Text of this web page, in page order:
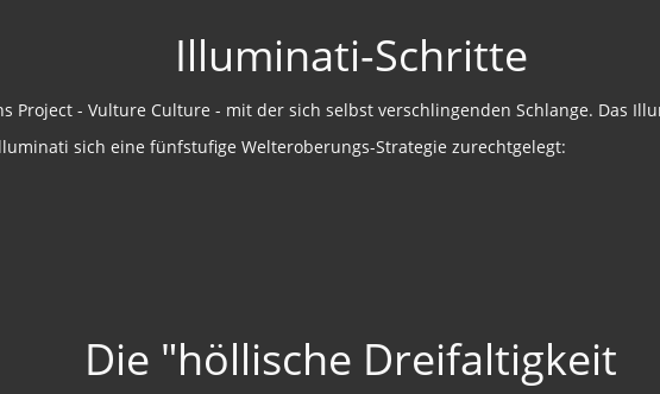
Illuminati-Schritte
sich eine fünfstufige Welteroberungs-Strategie zurechtgelegt:
Die "höllische Dreifaltigkeit